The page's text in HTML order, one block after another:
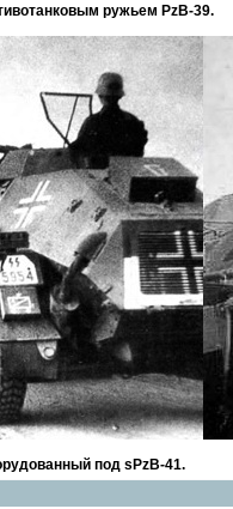
ружьем PzB-39.
под sPzB-41.